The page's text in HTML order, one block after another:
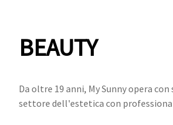
BEAUTY
Da oltre 19 anni, My Sunny opera con
settore dell'estetica con